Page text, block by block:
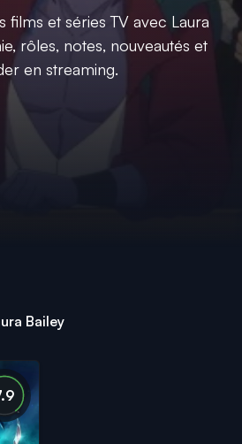
films et séries TV avec Laura
rôles, notes, nouveautés et
en streaming.
Bailey